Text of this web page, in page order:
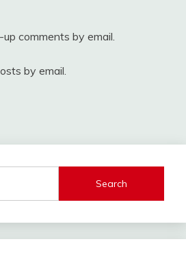
comments by email.
by email.
Search